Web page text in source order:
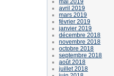
avril 2019
mars 2019
février 2019
janvier 2019
décembre 2018
novembre 2018
octobre 2018
septembre 2018
août 2018
juillet 2018